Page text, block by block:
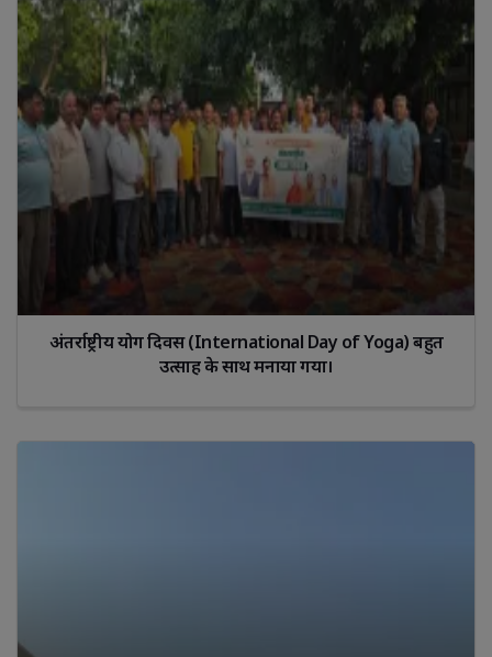
अंतर्राष्ट्रीय योग दिवस (International Day of Yoga) बहुत
उत्साह के साथ मनाया गया।